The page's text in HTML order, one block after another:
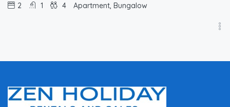
2
1 4 Apartment, Bungalow